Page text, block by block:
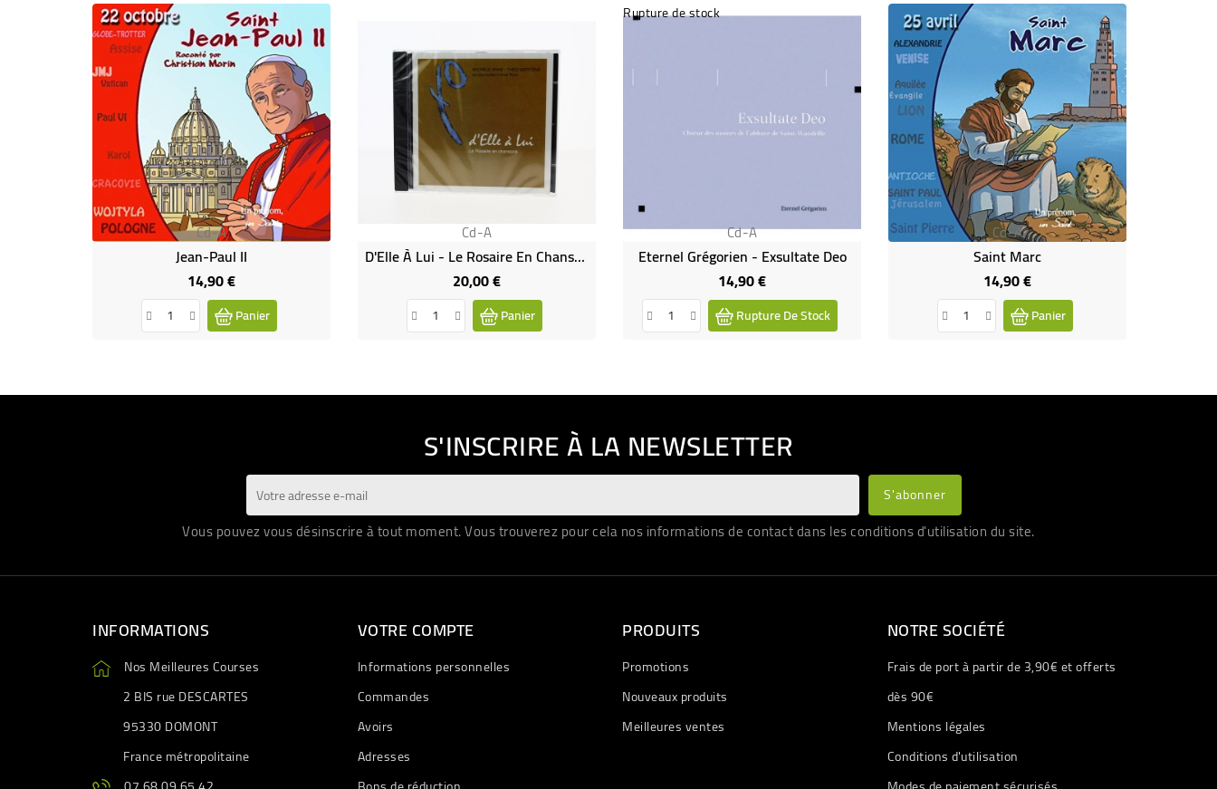
Cd-A
Jean-Paul II
14,90 €Prix
Panier
Cd-A
D'Elle À Lui - Le Rosaire En Chansons
20,00 €Prix
Panier
Rupture de stock
Cd-A
Eternel Grégorien - Exsultate Deo
14,90 €Prix
Rupture De Stock
Cd-A
Saint Marc
14,90 €Prix
Panier
S'INSCRIRE À LA NEWSLETTER
Vous pouvez vous désinscrire à tout moment. Vous trouverez pour cela nos informations de contact dans les conditions d'utilisation du site.
INFORMATIONS
Nos Meilleures Courses
2 BIS rue DESCARTES
95330 DOMONT
France métropolitaine
VOTRE COMPTE
Informations personnelles
Commandes
Avoirs
Adresses
PRODUITS
Promotions
Nouveaux produits
Meilleures ventes
NOTRE SOCIÉTÉ
Frais de port à partir de 3,90€ et offerts
dès 90€
Mentions légales
Conditions d'utilisation